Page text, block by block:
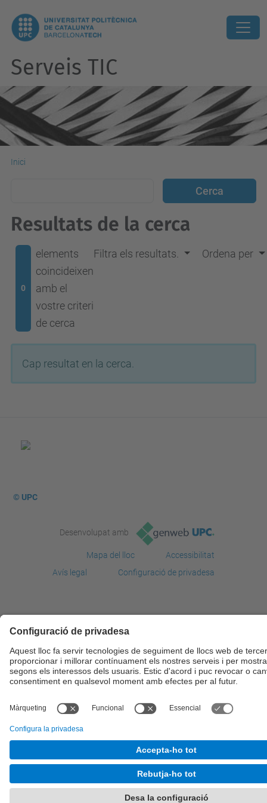
Serveis TIC
Inici
Resultats de la cerca
0
elements
coincideixen
amb el
vostre criteri
de cerca
Filtra els resultats. Ordena per
Cap resultat en la cerca.
© UPC
Desenvolupat amb
Mapa del lloc
Accessibilitat
Avís legal
Configuració de privadesa